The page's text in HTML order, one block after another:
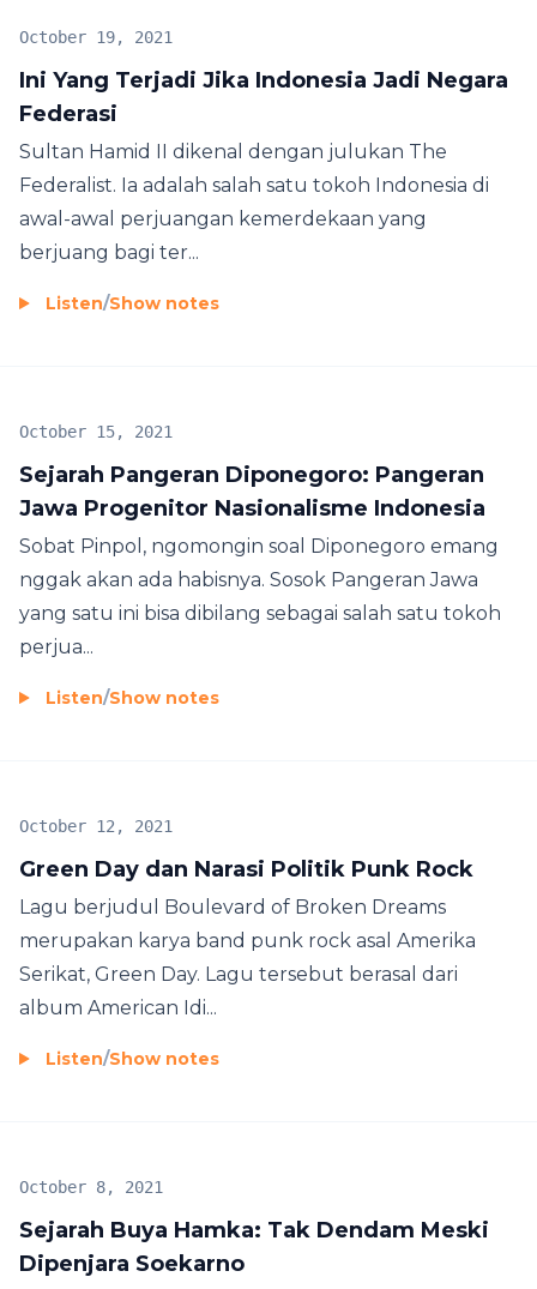
Ini Yang Terjadi Jika Indonesia Jadi Negara
Federasi
October 19, 2021
Sultan Hamid II dikenal dengan julukan The
Federalist. Ia adalah salah satu tokoh Indonesia di
awal-awal perjuangan kemerdekaan yang
berjuang bagi ter...
Listen/Show notes
Sejarah Pangeran Diponegoro: Pangeran
Jawa Progenitor Nasionalisme Indonesia
October 15, 2021
Sobat Pinpol, ngomongin soal Diponegoro emang
nggak akan ada habisnya. Sosok Pangeran Jawa
yang satu ini bisa dibilang sebagai salah satu tokoh
perjua...
Listen/Show notes
Green Day dan Narasi Politik Punk Rock
October 12, 2021
Lagu berjudul Boulevard of Broken Dreams
merupakan karya band punk rock asal Amerika
Serikat, Green Day. Lagu tersebut berasal dari
album American Idi...
Listen/Show notes
Sejarah Buya Hamka: Tak Dendam Meski
Dipenjara Soekarno
October 8, 2021